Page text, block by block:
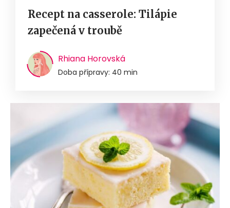
Recept na casserole: Tilápie
zapečená v troubě
Rhiana Horovská
Doba přípravy: 40 min